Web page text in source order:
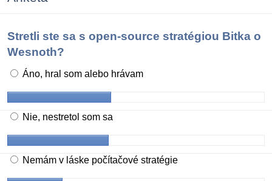
Stretli ste sa s open-source stratégiou Bitka o
Wesnoth?
Áno, hral som alebo hrávam
Nie, nestretol som sa
Nemám v láske počítačové stratégie